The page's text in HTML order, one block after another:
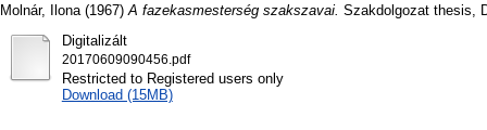
Molnár, Ilona (1967) A fazekasmesterség szakszavai. Szakdolgozat thesis,
Digitalizált
20170609090456.pdf
Restricted to Registered users only
Download (15MB)